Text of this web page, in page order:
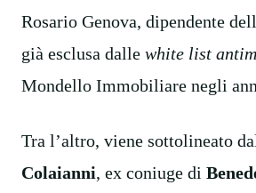
Rosario Genova, dipendente
già esclusa dalle white list
Mondello Immobiliare negli
Tra l’altro, viene sottolineato
Colaianni, ex coniuge di